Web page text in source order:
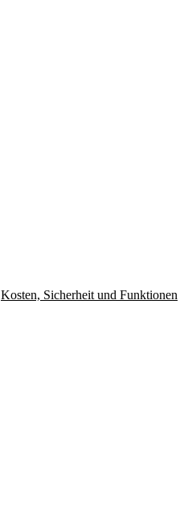
Kosten, Sicherheit und Funktionen